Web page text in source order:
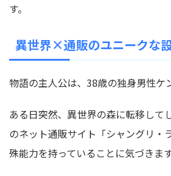
す。
異世界×通販のユニークな
物語の主人公は、38歳の独身男性ケ
ある日突然、異世界の森に転移して
のネット通販サイト「シャングリ・
殊能力を持っていることに気づきます